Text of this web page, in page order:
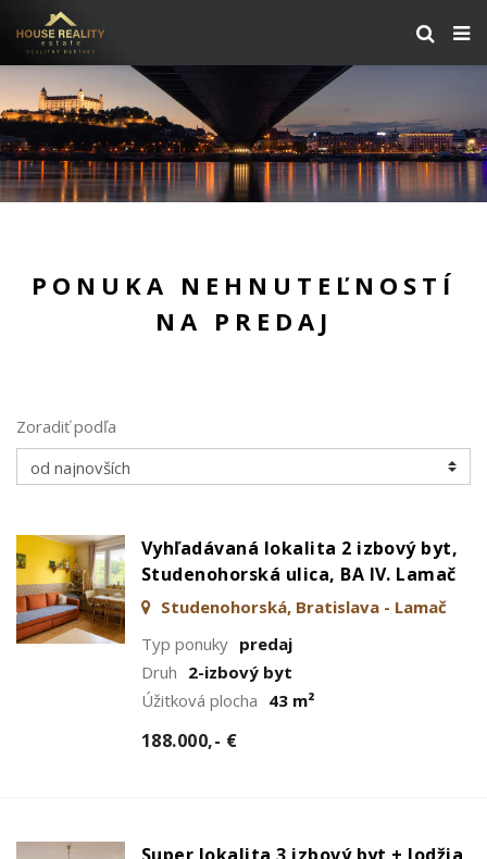
PONUKA NEHNUTEĽNOSTÍ
NA PREDAJ
Zoradiť podľa
Vyhľadávaná lokalita 2 izbový byt,
Studenohorská ulica, BA IV. Lamač
Studenohorská, Bratislava - Lamač
Typ ponuky predaj
Druh 2-izbový byt
Úžitková plocha 43 m²
188.000,- €
Super lokalita 3 izbový byt + lodžia,